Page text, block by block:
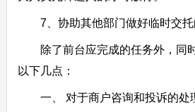
7、协助其他部门做好临时交托
除了前台应完成的任务外，同
以下几点：
一、 对于商户咨询和投诉的处